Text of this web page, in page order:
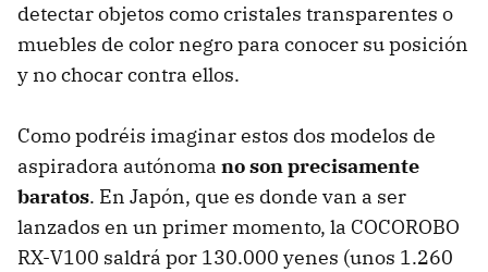
detectar objetos como cristales transparentes o
muebles de color negro para conocer su posición
y no chocar contra ellos.
Como podréis imaginar estos dos modelos de
aspiradora autónoma no son precisamente
baratos. En Japón, que es donde van a ser
lanzados en un primer momento, la COCOROBO
RX-V100 saldrá por 130.000 yenes (unos 1.260